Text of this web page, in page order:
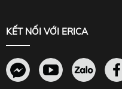
KẾT NỐI VỚI ERICA